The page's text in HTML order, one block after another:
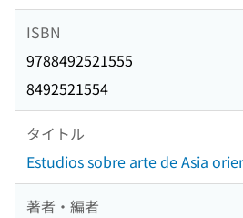
ISBN
9788492521555
8492521554
タイトル
Estudios sobre arte de Asia
著者・編者